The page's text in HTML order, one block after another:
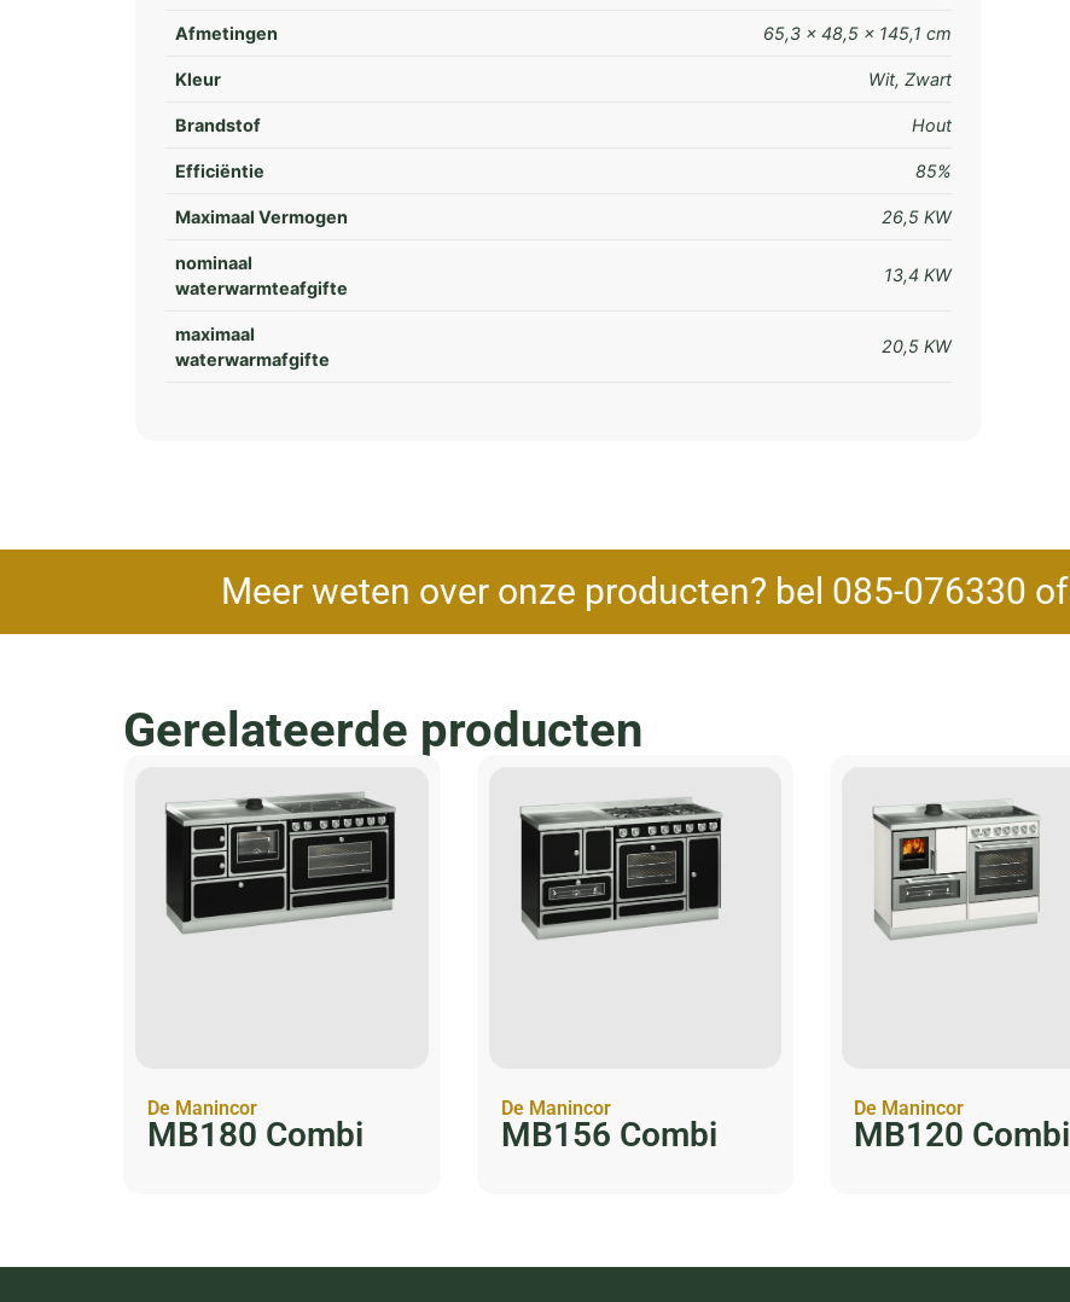
Afmetingen 65,3 × 48,5 × 145,1 cm
Kleur Wit, Zwart
Brandstof Hout
Efficiëntie 85%
Maximaal Vermogen 26,5 KW
nominaal
waterwarmteafgifte
13,4 KW
maximaal
waterwarmafgifte
20,5 KW
Meer weten over onze producten? bel 085-076330 of
Gerelateerde producten
De Manincor
MB180 Combi
De Manincor
MB156 Combi
De Manincor
MB120 Combi